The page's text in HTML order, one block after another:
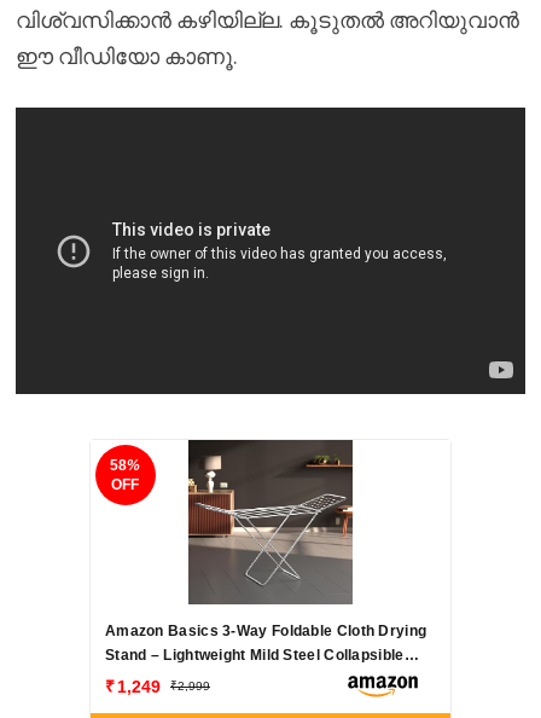
വിശ്വസിക്കാൻ കഴിയില്ല. കൂടുതൽ അറിയുവാൻ
ഈ വീഡിയോ കാണൂ.
Amazon Basics 3-Way Foldable Cloth Drying
Stand – Lightweight Mild Steel Collapsible
Rack with 20 Rails & 42 Ft Rack Length
1,249 2,999
58%
OFF